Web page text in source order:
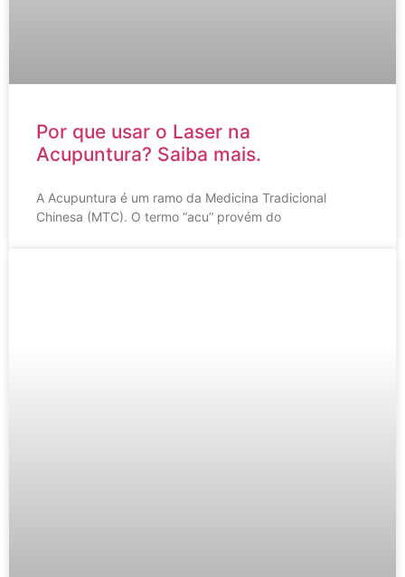
Por que usar o Laser na
Acupuntura? Saiba mais.
A Acupuntura é um ramo da Medicina Tradicional
Chinesa (MTC). O termo “acu” provém do